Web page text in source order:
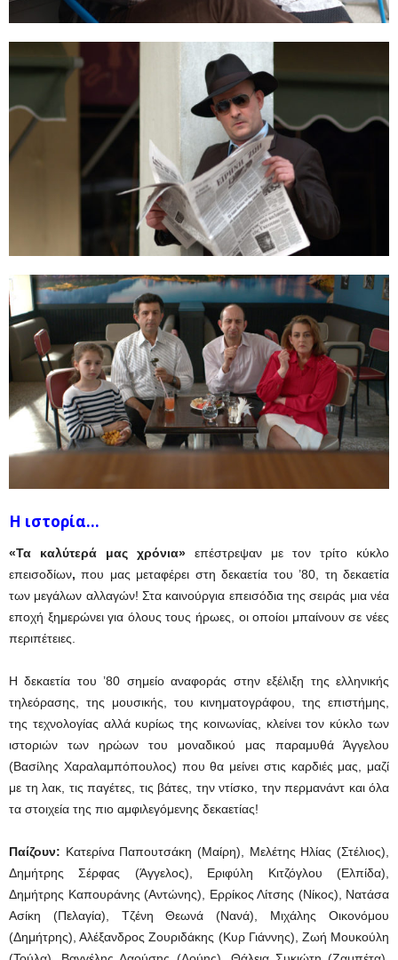
Η ιστορία…
«Τα καλύτερά μας χρόνια» επέστρεψαν με τον τρίτο κύκλο
επεισοδίων, που μας μεταφέρει στη δεκαετία του ’80, τη δεκαετία
των μεγάλων αλλαγών! Στα καινούργια επεισόδια της σειράς μια νέα
εποχή ξημερώνει για όλους τους ήρωες, οι οποίοι μπαίνουν σε νέες
περιπέτειες.
Η δεκαετία του ’80 σημείο αναφοράς στην εξέλιξη της ελληνικής
τηλεόρασης, της μουσικής, του κινηματογράφου, της επιστήμης,
της τεχνολογίας αλλά κυρίως της κοινωνίας, κλείνει τον κύκλο των
ιστοριών των ηρώων του μοναδικού μας παραμυθά Άγγελου
(Βασίλης Χαραλαμπόπουλος) που θα μείνει στις καρδιές μας, μαζί
με τη λακ, τις παγέτες, τις βάτες, την ντίσκο, την περμανάντ και όλα
τα στοιχεία της πιο αμφιλεγόμενης δεκαετίας!
Παίζουν: Κατερίνα Παπουτσάκη (Μαίρη), Μελέτης Ηλίας (Στέλιος),
Δημήτρης Σέρφας (Άγγελος), Εριφύλη Κιτζόγλου (Ελπίδα),
Δημήτρης Καπουράνης (Αντώνης), Ερρίκος Λίτσης (Νίκος), Νατάσα
Ασίκη (Πελαγία), Τζένη Θεωνά (Νανά), Μιχάλης Οικονόμου
(Δημήτρης), Αλέξανδρος Ζουριδάκης (Κυρ Γιάννης), Ζωή Μουκούλη